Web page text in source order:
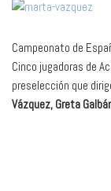
Campeonato de
Cinco jugadoras de
preselección que
Vázquez, Greta